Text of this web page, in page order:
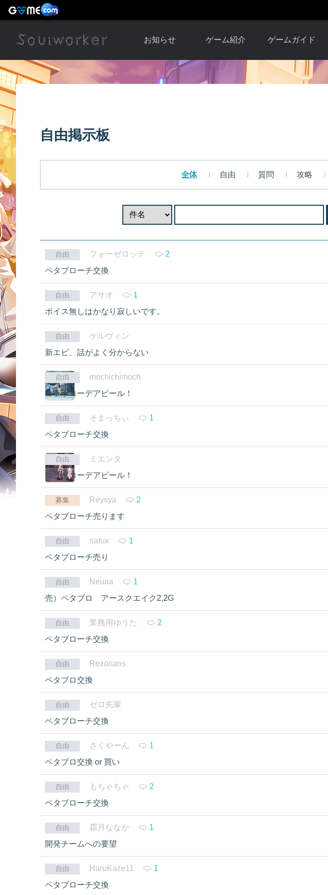
お知らせ
お知らせ一覧
ゲーム紹介
ソウルワーカー
アップデート履
歴
ゲームガイド
ガイド総合もく
自由掲示板
全体 自由 質問 攻略
自由 フォーゼロッテ 2
ペタブローチ交換
自由 アサオ 1
ボイス無しはかなり寂しいです。
自由 ケルヴィン
新エピ、話がよく分からない
自由 mochichimoch
コラボコーデアピール！
自由 そまっちぃ 1
ペタブローチ交換
自由 ミエンタ
コラボコーデアピール！
募集 Reysya 2
ペタブローチ売ります
自由 natux 1
ペタブローチ売り
自由 Neuna 1
売）ペタブロ アースクエイク2,2G
自由 業務用ゆうた 2
ペタブローチ交換
自由 Rezonans
ペタブロ交換
自由 ゼロ先輩
ベタブローチ交換
自由 さくやーん 1
ペタブロ交換 or 買い
自由 もちゃちゃ 2
ペタブローチ交換
自由 霜月ななか 1
開発チームへの要望
自由 HaruKaze11 1
ペタブローチ交換